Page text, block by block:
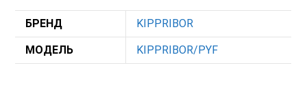
БРЕНД KIPPRIBOR
МОДЕЛЬ KIPPRIBOR/PYF